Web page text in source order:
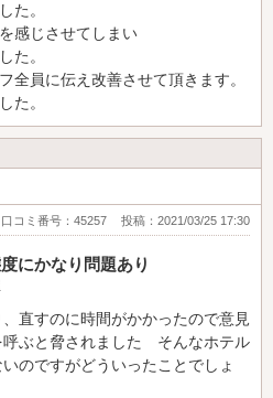
みうどん、カレーうどん、冷麺、
食べましたがどれも美味しいで
安くなりますが前みたいに他の物
と…
ャンガシャンと怒ってるのかなと
いていきます。
らなと思います
た。
感じさせてしまい
た。
全員に伝え改善させて頂きます。
た。
のうち1
口コミ番号：45257 投稿：2021/03/25 17:30
にかなり問題あり
直すのに時間がかかったので意見
ぶと脅されました そんなホテル
のですがどういったことでしょ